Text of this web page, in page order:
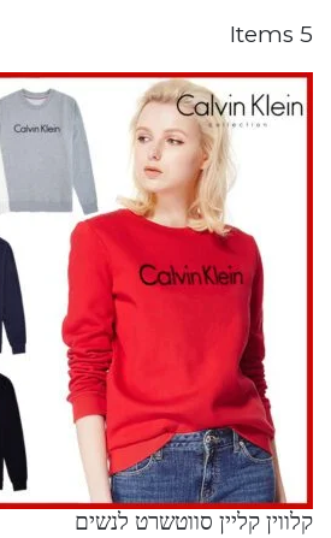
5 Items
קלווין קליין סווטשרט לנשים